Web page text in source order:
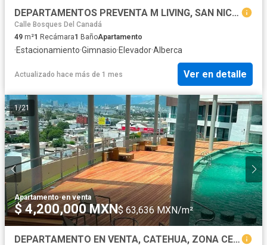
DEPARTAMENTOS PREVENTA M LIVING, SAN NICOLÁS
Calle Bosques Del Canadá
49 m²1 Recámara1 BañoApartamento
·Estacionamiento·Gimnasio·Elevador·Alberca
Actualizado hace más de 1 mes Ver en detalle
1/21
Apartamento·en venta
$ 4,200,000 MXN$ 63,636 MXN/m²
DEPARTAMENTO EN VENTA, CATEHUA, ZONA CENTRO MONTERREY